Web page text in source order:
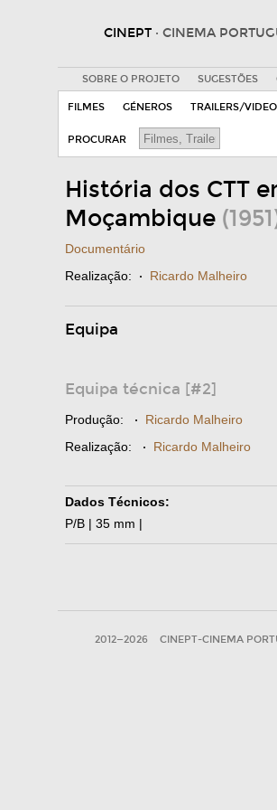
CINEPT · CINEMA
SOBRE O PROJETO SUGESTÕES
FILMES GÉNEROS TRAILERS/
PROCURAR
História dos CTT
Moçambique
Documentário
Realização: · Ricardo Malheiro
Equipa
Equipa técnica [#2]
Produção: · Ricardo Malheiro
Realização: · Ricardo Malheiro
Dados Técnicos:
P/B | 35 mm |
2012—2026 CINEPT-CINEMA